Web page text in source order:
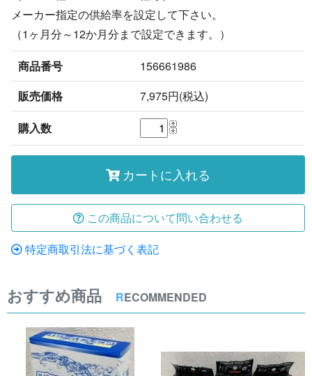
メーカー指定の供給率を設定して下さい。
（1ヶ月分～12か月分まで設定できます。）
商品番号
156661986
販売価格
7,975円(税込)
購入数
カートに入れる
この商品について問い合わせる
特定商取引法に基づく表記
おすすめ商品 RECOMMENDED